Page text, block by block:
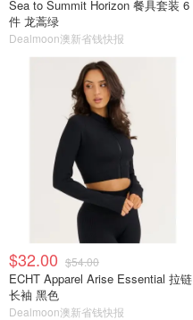
Sea to Summit Horizon 餐具套装 6
件 龙蒿绿
Dealmoon澳新省钱快报
$32.00 $54.00
ECHT Apparel Arise Essential 拉链
长袖 黑色
Dealmoon澳新省钱快报